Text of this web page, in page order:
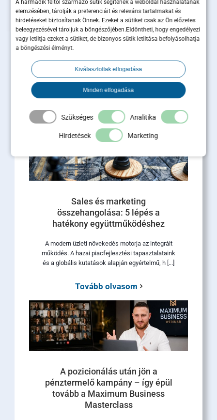
A harmadik féltől származó sütik segítenek a weboldal használatának
elemzésében, tárolják a preferenciáit és releváns tartalmakat és
hirdetéseket biztosítanak Önnek. Ezeket a sütiket csak az Ön előzetes
beleegyezésével tároljuk a böngészőjében.Eldöntheti, hogy engedélyezi
vagy letiltja ezeket a sütiket, de bizonyos sütik letiltása befolyásolhatja
a böngészési élményt.
Kiválasztottak elfogadása
Minden elfogadása
Szükséges Analitika
Hirdetések Marketing
Ügyfélmegtartás B2B-ben: miért
ér többet egy megtartott ügyfél,
mint tíz új lead?
van az árbevételre, a profitra és a cég piaci
értékére. Miközben a marketingbüdzsék nagy
része [...]
Tovább olvasom
Sales és marketing
összehangolása: 5 lépés a
hatékony együttműködéshez
A modern üzleti növekedés motorja az integrált
működés. A hazai piacfejlesztési tapasztalataink
és a globális kutatások alapján egyértelmű, h [...]
Tovább olvasom
A pozicionálás után jön a
pénztermelő kampány – így épül
tovább a Maximum Business
Masterclass